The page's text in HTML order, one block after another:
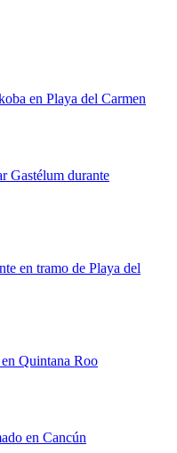
en Playa del Carmen
Gastélum durante
en tramo de Playa del
en Quintana Roo
en Cancún